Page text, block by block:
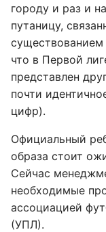
городу и раз и
путаницу,
что в Первой
представлен
почти
цифр).
Официальный
образа стоит
Сейчас
необходимые
ассоциацией
(УПЛ).